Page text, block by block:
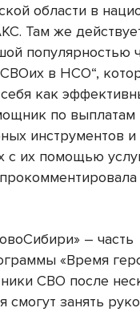
области в
Там же
популярностью
в НСО“,
как
по выплатам
инструментов и
с их помощью
– часть
«Время
СВО после
смогут занять